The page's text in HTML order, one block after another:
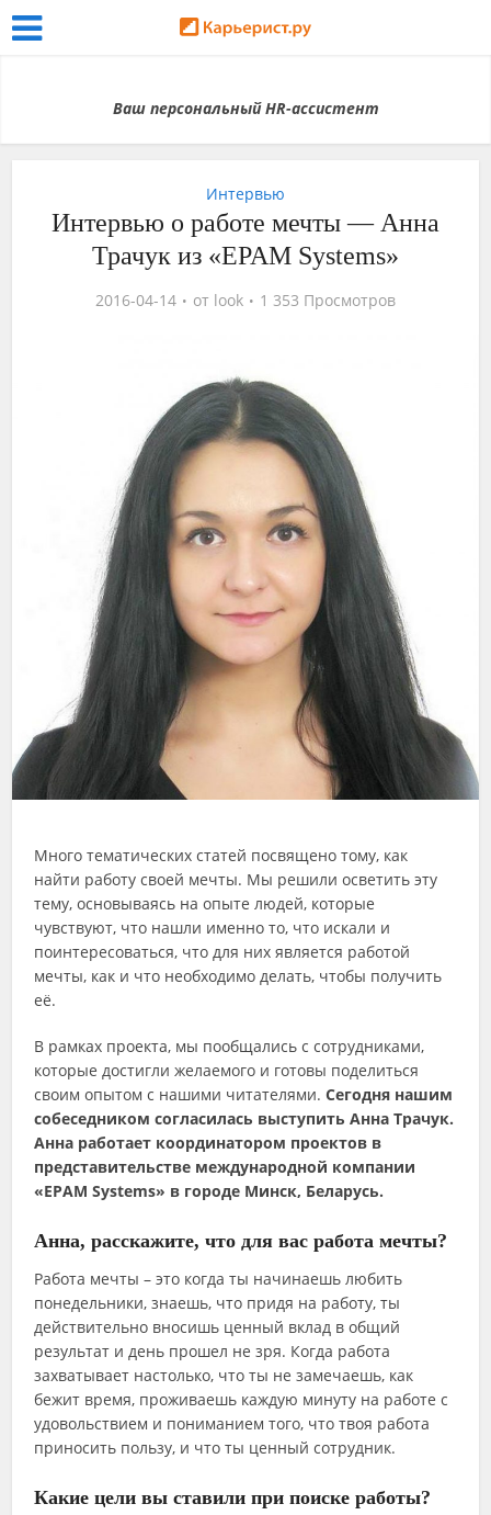
Ваш персональный HR-ассистент
Интервью
Интервью о работе мечты — Анна
Трачук из «EPAM Systems»
2016-04-14 от look 1 353 Просмотров
Много тематических статей посвящено тому, как
найти работу своей мечты. Мы решили осветить эту
тему, основываясь на опыте людей, которые
чувствуют, что нашли именно то, что искали и
поинтересоваться, что для них является работой
мечты, как и что необходимо делать, чтобы получить
её.
В рамках проекта, мы пообщались с сотрудниками,
которые достигли желаемого и готовы поделиться
своим опытом с нашими читателями.Сегодня нашим
собеседником согласилась выступить Анна Трачук.
Анна работает координатором проектов в
представительстве международной компании
«EPAM Systems» в городе Минск, Беларусь.
Анна, расскажите, что для вас работа мечты?
Работа мечты – это когда ты начинаешь любить
понедельники, знаешь, что придя на работу, ты
действительно вносишь ценный вклад в общий
результат и день прошел не зря. Когда работа
захватывает настолько, что ты не замечаешь, как
бежит время, проживаешь каждую минуту на работе с
удовольствием и пониманием того, что твоя работа
приносить пользу, и что ты ценный сотрудник.
Какие цели вы ставили при поиске работы?